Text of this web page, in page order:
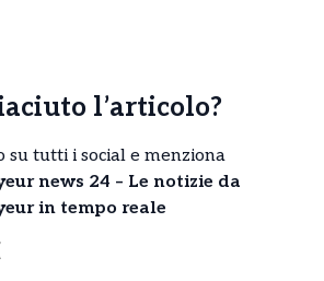
l’articolo?
su tutti i social e menziona
news 24 – Le notizie da
in tempo reale